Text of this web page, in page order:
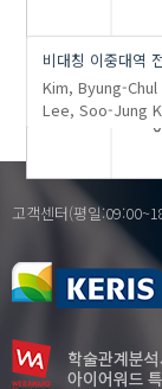
…
비대칭 이중대역
Kim, Byung-Chul
Lee, Soo-Jung
고객센터(평일